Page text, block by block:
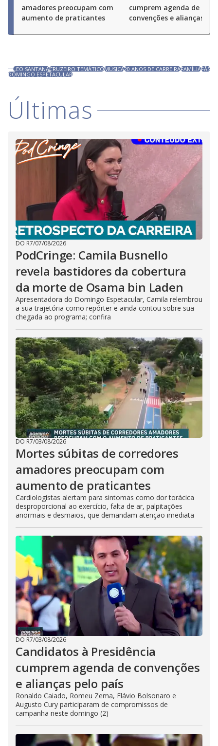
amadores preocupam com
aumento de praticantes
cumprem agenda de
convenções e alianças
LEO SANTANACRUZEIRO TEMÁTICOMÚSICA20 ANOS DE CARREIRAFAMÍLIAFÃS
DOMINGO ESPETACULAR
Últimas
DO R7/07/08/2026
PodCringe: Camila Busnello
revela bastidores da cobertura
da morte de Osama bin Laden
Apresentadora do Domingo Espetacular, Camila relembrou
a sua trajetória como repórter e ainda contou sobre sua
chegada ao programa; confira
DO R7/03/08/2026
Mortes súbitas de corredores
amadores preocupam com
aumento de praticantes
Cardiologistas alertam para sintomas como dor torácica
desproporcional ao exercício, falta de ar, palpitações
anormais e desmaios, que demandam atenção imediata
DO R7/03/08/2026
Candidatos à Presidência
cumprem agenda de convenções
e alianças pelo país
Ronaldo Caiado, Romeu Zema, Flávio Bolsonaro e
Augusto Cury participaram de compromissos de
campanha neste domingo (2)